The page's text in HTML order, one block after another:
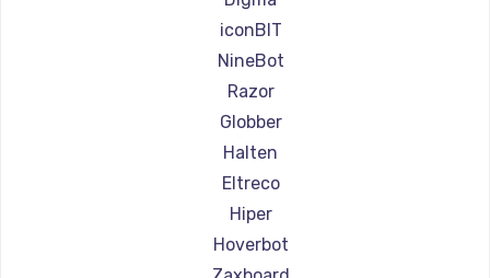
Ремонт самокатов KIRIN
iconBIT
NineBot
Razor
Globber
Halten
Eltreco
Hiper
Hoverbot